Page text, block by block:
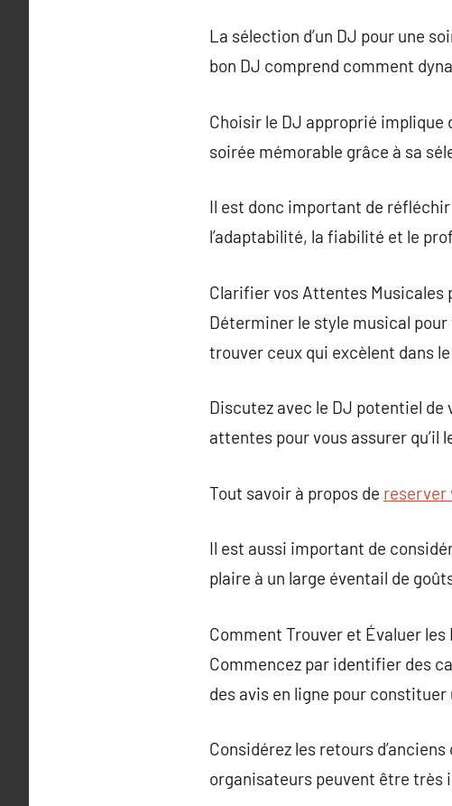
La sélection d’un DJ pour une
bon DJ comprend comment
Choisir le DJ approprié implique
soirée mémorable grâce à sa
Il est donc important de
l’adaptabilité, la fiabilité et le
Clarifier vos Attentes Musicales
Déterminer le style musical pour
trouver ceux qui excèlent dans
Discutez avec le DJ potentiel
attentes pour vous assurer qu’il
Tout savoir à propos de reserver
Il est aussi important de
plaire à un large éventail de
Comment Trouver et Évaluer
Commencez par identifier des
des avis en ligne pour
Considérez les retours
organisateurs peuvent être